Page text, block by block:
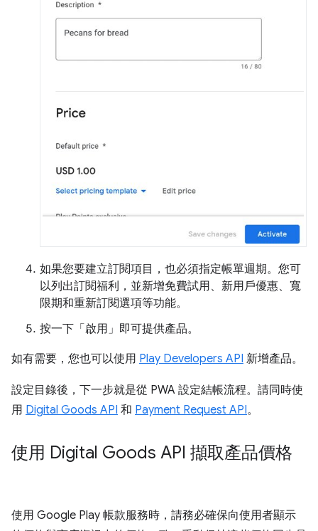
如果您要建立訂閱項目，也必須指定帳單週期。您可
以列出訂閱福利，並新增免費試用、新用戶優惠、寬
限期和重新訂閱選項等功能。
按一下「啟用」 即可提供產品。
如有需要，您也可以使用 Play Developers API 新增產品。
設定目錄後，下一步就是從 PWA 設定結帳流程。請同時使
用 Digital Goods API 和 Payment Request API。
使用 Digital Goods API 擷取產品價格
使用 Google Play 帳款服務時，請務必確保向使用者顯示